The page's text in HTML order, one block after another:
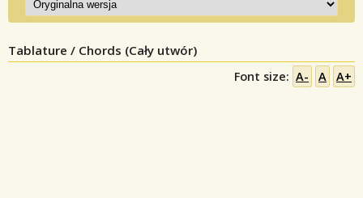
Tablature / Chords (Cały utwór)
Font size: A- A A+